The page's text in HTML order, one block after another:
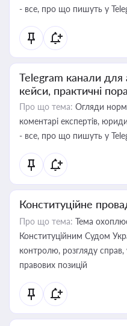
- все, про що пишуть у
Telegram канали для
кейси, практичні
Про що тема: Огляди
коментарі експертів,
- все, про що пишуть у
Конституційне
Про що тема: Тема
Конституційним Судом
контролю, розгляду справ,
правових позицій